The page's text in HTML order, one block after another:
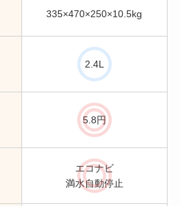
335×470×250×10.5kg
2.4L
5.8円
エコナビ
満水自動停止